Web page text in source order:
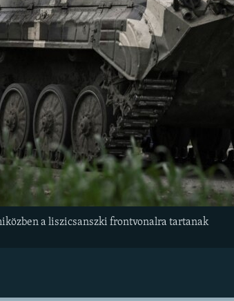
a liszicsanszki frontvonalra tartanak